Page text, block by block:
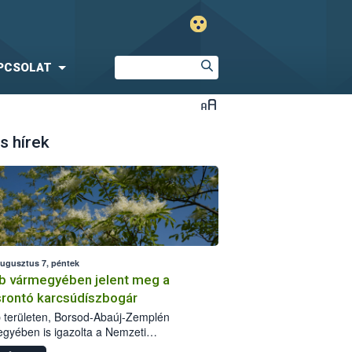
hírek
7, péntek
vármegyében jelent meg a
karcsúdíszbogár
területen, Borsod-Abaúj-Zemplén
is igazolta a Nemzeti
biztonsági Hivatal (Nébih) a